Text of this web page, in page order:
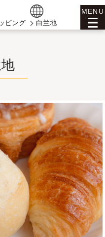
MENU
ピング 白兰地